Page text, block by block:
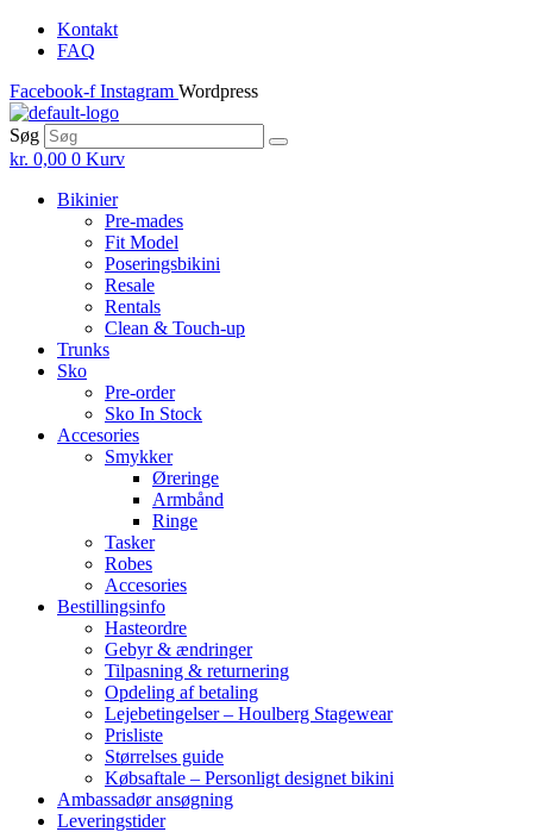
Skip
content
Kontakt
FAQ
Facebook-f Instagram Wordpress
Søg
kr. 0,00 0 Kurv
Bikinier
Pre-mades
Fit Model
Poseringsbikini
Resale
Rentals
Clean & Touch-up
Trunks
Sko
Pre-order
Sko In Stock
Accesories
Smykker
Øreringe
Armbånd
Ringe
Tasker
Robes
Accesories
Bestillingsinfo
Hasteordre
Gebyr & ændringer
Tilpasning & returnering
Opdeling af betaling
Lejebetingelser – Houlberg Stagewear
Prisliste
Størrelses guide
Købsaftale – Personligt designet bikini
Ambassadør ansøgning
Leveringstider